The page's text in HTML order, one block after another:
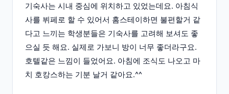
기숙사는 시내 중심에 위치하고 있었는데요. 아침식
사를 뷔페로 할 수 있어서 홈스테이하면 불편할거 같
다고 느끼는 학생분들은 기숙사를 고려해 보셔도 좋
으실 듯 해요. 실제로 가보니 방이 너무 좋더라구요.
호텔같은 느낌이 들었어요. 아침에 조식도 나오고 마
치 호캉스하는 기분 날거 같아요.^^